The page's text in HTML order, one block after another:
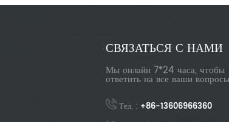
СВЯЗАТЬСЯ С НАМИ
Мы онлайн 7*24 часа, чтобы
ответить на все ваши вопросы
Тел. : +86-13606966360